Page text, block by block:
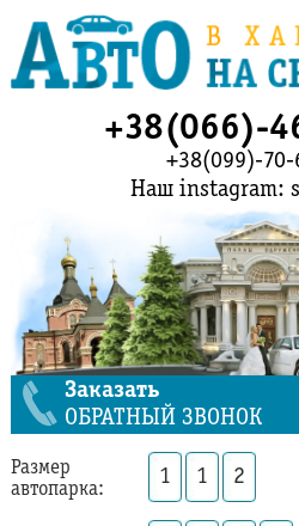
+38(066)-
+38(099)-70-
Наш instagram:
Заказать
ОБРАТНЫЙ ЗВОНОК
Размер
автопарка:
1 1 2